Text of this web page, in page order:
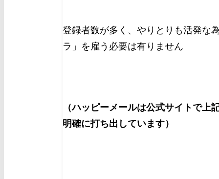
登録者数が多く、やりとりも活発な
ラ」を雇う必要は有りません
（ハッピーメールは公式サイトで上
明確に打ち出しています）